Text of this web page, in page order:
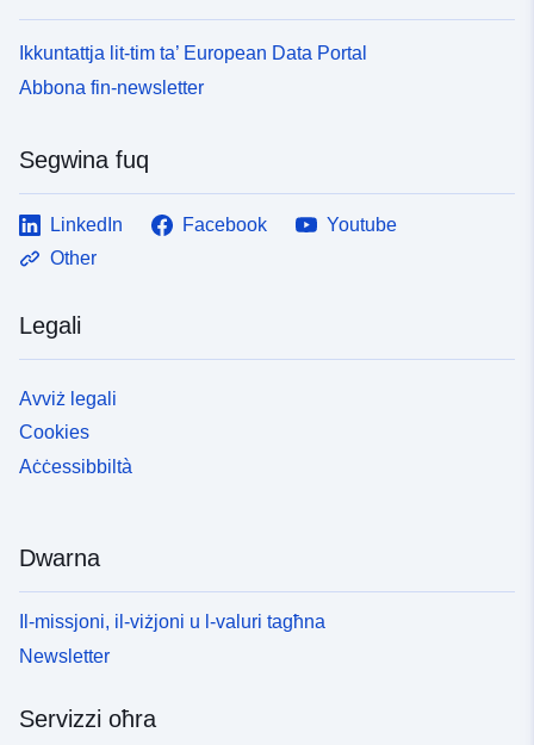
Tip: Polygon
Ikkuntattja lit-tim ta’ European Data Portal
Abbona fin-newsletter
Segwina fuq
LinkedIn Facebook
Youtube
Other
Legali
Avviż legali
Cookies
Aċċessibbiltà
Dwarna
Il-missjoni, il-viżjoni u l-valuri tagħna
Newsletter
Servizzi oħra